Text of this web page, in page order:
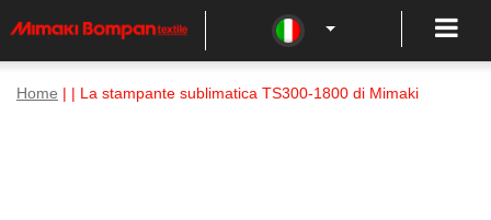
Home | | La stampante sublimatica TS300-1800 di Mimaki